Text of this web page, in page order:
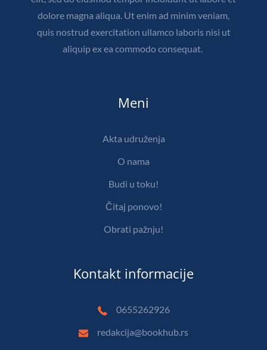
dolore magna aliqua. Ut enim ad minim veniam,
quis nostrud exercitation ullamco laboris nisi ut
aliquip ex ea commodo consequat.
Meni
Akta udruženja
O nama
Budi u toku!
Čitaj ponovo!
Obrati pažnju!
Kontakt informacije
0655262926
redakcija@bookhub.rs